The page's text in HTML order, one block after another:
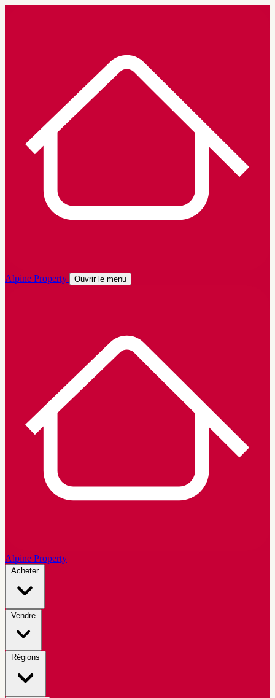
Alpine Property Ouvrir le menu
Alpine Property
Acheter
Vendre
Régions